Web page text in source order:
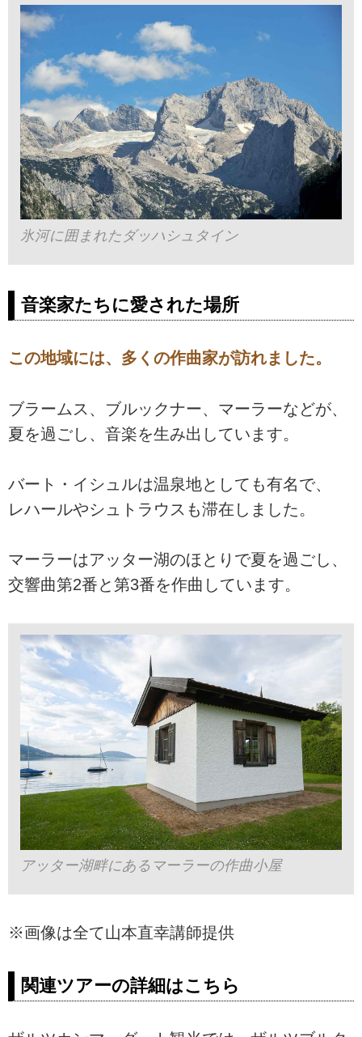
氷河に囲まれたダッハシュタイン
音楽家たちに愛された場所
この地域には、多くの作曲家が訪れました。
ブラームス、ブルックナー、マーラーなどが、
夏を過ごし、音楽を生み出しています。
バート・イシュルは温泉地としても有名で、
レハールやシュトラウスも滞在しました。
マーラーはアッター湖のほとりで夏を過ごし、
交響曲第2番と第3番を作曲しています。
アッター湖畔にあるマーラーの作曲小屋
※画像は全て山本直幸講師提供
関連ツアーの詳細はこちら